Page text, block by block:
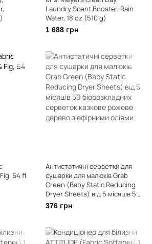
Laundry Scent Booster, Rain
Water, 18 oz (510 g)
1 688 грн
64 fl
Антистатичні серветки для
сушарки для малюків Grab
Green (Baby Static Reducing
Dryer Sheets) від 5 місяців 50
біорозкладних серветок
казкове рожеве дерево з
376 грн